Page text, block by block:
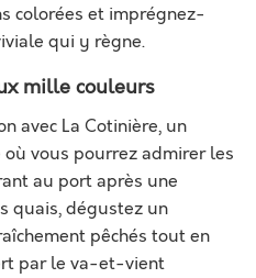
colorées et imprégnez-
qui y règne.
mille couleurs
avec La Cotinière, un
vous pourrez admirer les
au port après une
quais, dégustez un
pêchés tout en
par le va-et-vient